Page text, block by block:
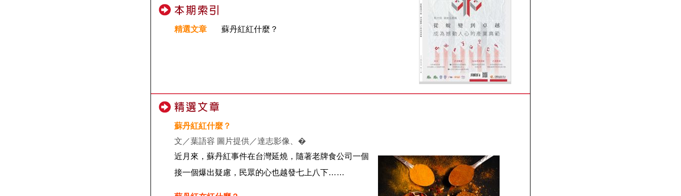
精選文章 蘇丹紅紅什麼？
蘇丹紅紅什麼？
文／葉語容 圖片提供／達志影像、�
近月來，蘇丹紅事件在台灣延燒，隨著老牌食公司一個
接一個爆出疑慮，民眾的心也越發七上八下……